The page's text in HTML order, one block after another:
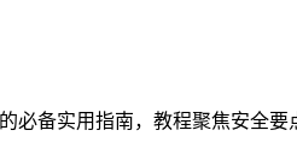
必备实用指南，教程聚焦安全